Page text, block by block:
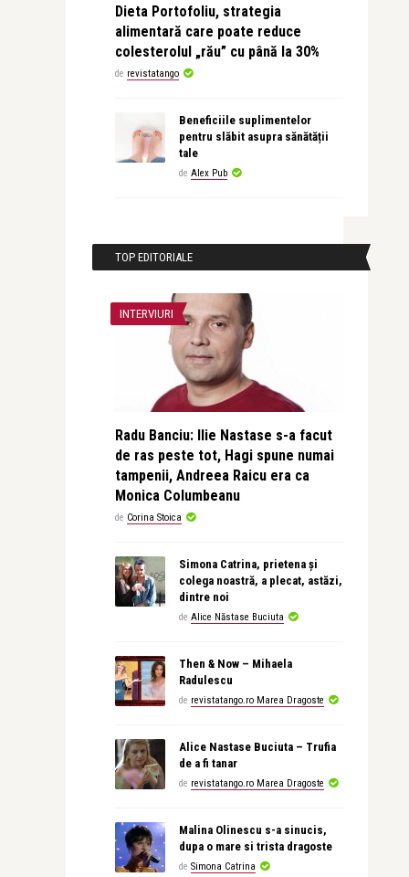
Dieta Portofoliu, strategia
alimentară care poate reduce
colesterolul „rău” cu până la 30%
de revistatango
Beneficiile suplimentelor
pentru slăbit asupra sănătății
tale
de Alex Pub
TOP EDITORIALE
INTERVIURI
Radu Banciu: Ilie Nastase s-a facut
de ras peste tot, Hagi spune numai
tampenii, Andreea Raicu era ca
Monica Columbeanu
de Corina Stoica
Simona Catrina, prietena și
colega noastră, a plecat, astăzi,
dintre noi
de Alice Năstase Buciuta
Then & Now – Mihaela
Radulescu
de revistatango.ro Marea Dragoste
Alice Nastase Buciuta – Trufia
de a fi tanar
de revistatango.ro Marea Dragoste
Malina Olinescu s-a sinucis,
dupa o mare si trista dragoste
de Simona Catrina